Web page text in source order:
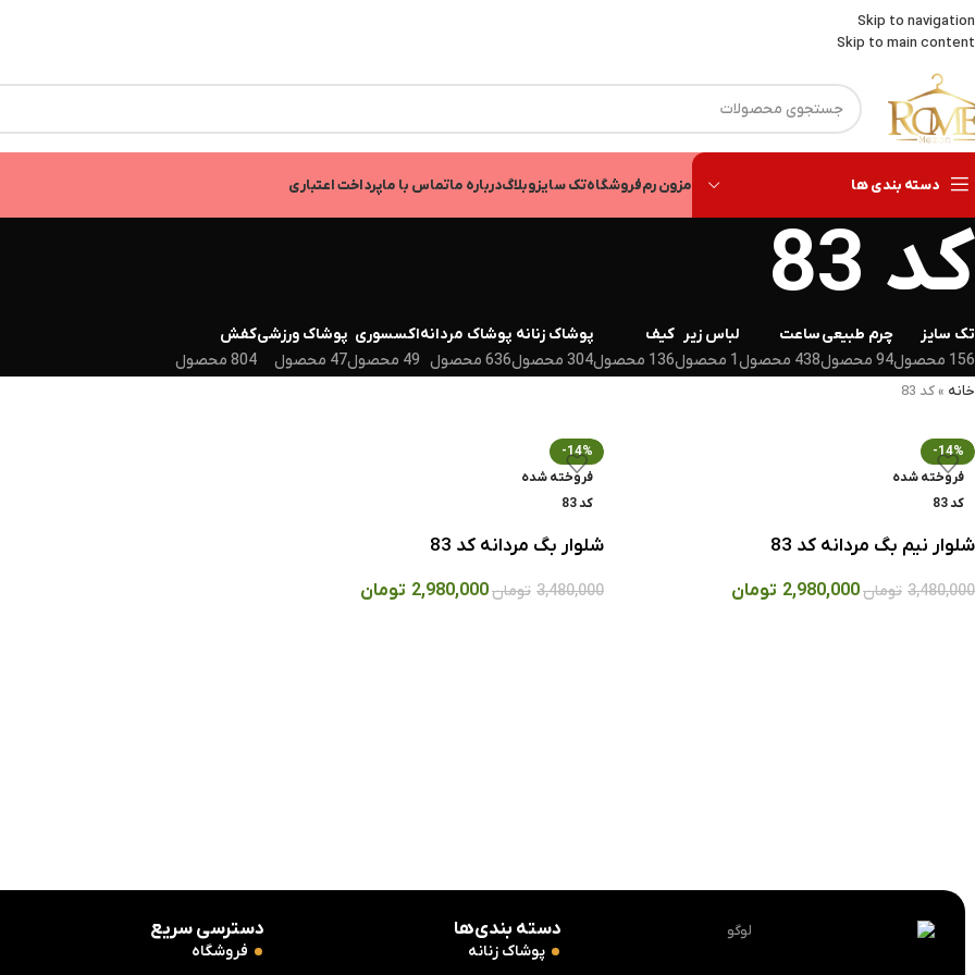
Skip to navigation
Skip to main content
دسته بندی ها مزون رمفروشگاهتک سایزوبلاگدرباره ماتماس با ماپرداخت اعتباری
کد 83
تک سایز
156 محصول
چرم طبیعی
94 محصول
ساعت
438 محصول
لباس زیر
1 محصول
کیف
136 محصول
پوشاک زنانه
304 محصول
پوشاک مردانه
636 محصول
اکسسوری
49 محصول
پوشاک ورزشی
47 محصول
کفش
804 محصول
خانه »کد 83
-14%
فروخته شده
کد 83
شلوار نيم بگ مردانه کد 83
3,480,000 تومان2,980,000 تومان
-14%
فروخته شده
کد 83
شلوار بگ مردانه کد 83
3,480,000 تومان2,980,000 تومان
دسته بندی‌ها
پوشاک زنانه
دسترسی سریع
فروشگاه